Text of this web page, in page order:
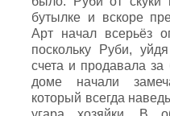
бутылке и вскоре
Арт начал всерьёз
поскольку Руби,
счета и продавала
доме начали
который всегда